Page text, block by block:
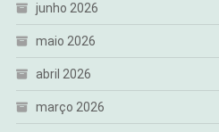
junho 2026
maio 2026
abril 2026
março 2026